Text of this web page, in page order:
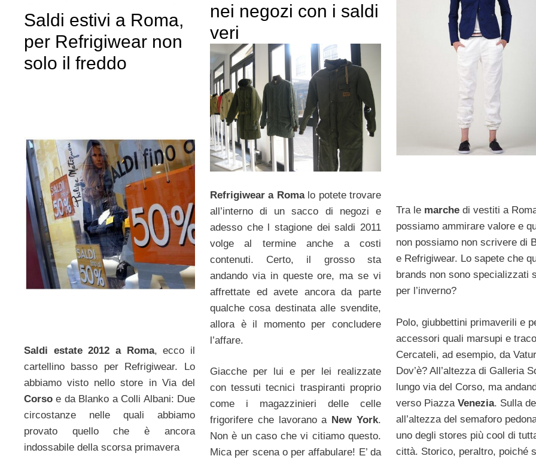
Tra le marchedi vestiti a
possiamo ammirare valore e
non possiamo non scrivere di
e Refrigiwear. Lo sapete che
brands non sono specializzati
per l’inverno?
Polo, giubbettini primaverili e
accessori quali marsupi e
Cercateli, ad esempio, da
Dov’è? All’altezza di Galleria
lungo via del Corso, ma
verso Piazza Venezia. Sulla
all’altezza del semaforo
uno degli stores più cool di
città. Storico, peraltro, poiché
Saldi estivi a Roma,
per Refrigiwear non
solo il freddo
Saldi estate 2012 a Roma, ecco il
cartellino basso per Refrigiwear. Lo
abbiamo visto nello store in Via del
Corso e da Blanko a Colli Albani: Due
circostanze nelle quali abbiamo
provato quello che è ancora
indossabile della scorsa primavera
nei negozi con i saldi
veri
Refrigiwear a Romalo potete trovare
all’interno di un sacco di negozi e
adesso che l stagione dei saldi 2011
volge al termine anche a costi
contenuti. Certo, il grosso sta
andando via in queste ore, ma se vi
affrettate ed avete ancora da parte
qualche cosa destinata alle svendite,
allora è il momento per concludere
l’affare.
Giacche per lui e per lei realizzate
con tessuti tecnici traspiranti proprio
come i magazzinieri delle celle
frigorifere che lavorano a New York.
Non è un caso che vi citiamo questo.
Mica per scena o per affabulare! E’ da